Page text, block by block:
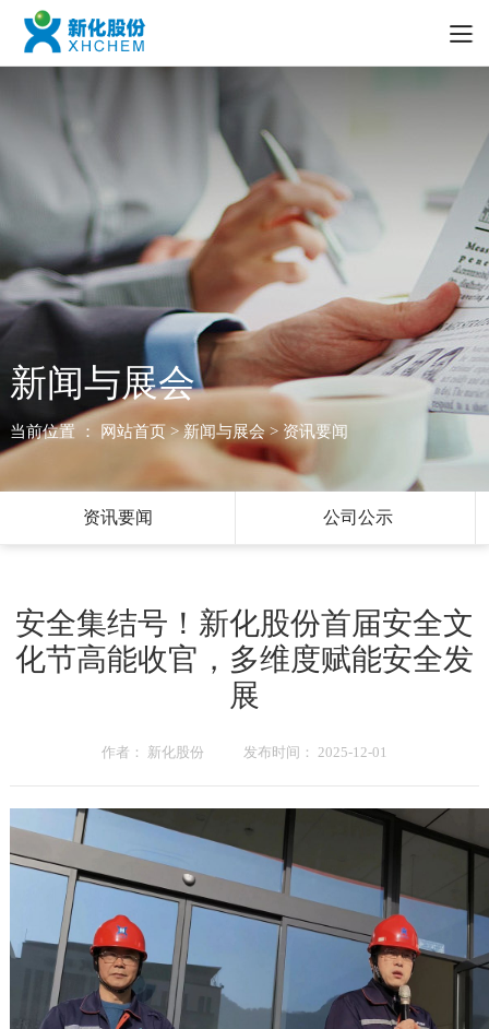
新闻与展会
当前位置 ： 网站首页> 新闻与展会 > 资讯要闻
资讯要闻 公司公示
安全集结号！新化股份首届安全文
化节高能收官，多维度赋能安全发
展
作者： 新化股份 发布时间： 2025-12-01